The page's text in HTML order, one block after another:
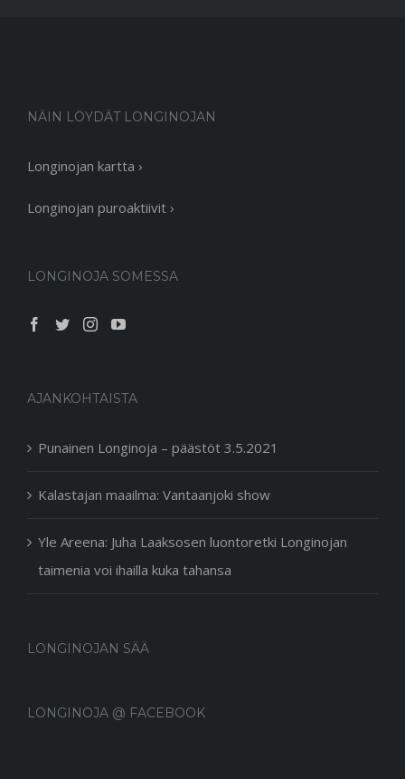
NÄIN LÖYDÄT LONGINOJAN
Longinojan kartta ›
Longinojan puroaktiivit ›
LONGINOJA SOMESSA
AJANKOHTAISTA
Punainen Longinoja – päästöt 3.5.2021
Kalastajan maailma: Vantaanjoki show
Yle Areena: Juha Laaksosen luontoretki Longinojan
taimenia voi ihailla kuka tahansa
LONGINOJAN SÄÄ
LONGINOJA @ FACEBOOK